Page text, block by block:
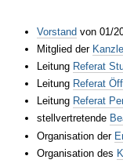
Vorstandvon 01/
Mitglied der
Leitung Referat
Leitung Referat
Leitung Referat
stellvertretende
Organisation der
Organisation des